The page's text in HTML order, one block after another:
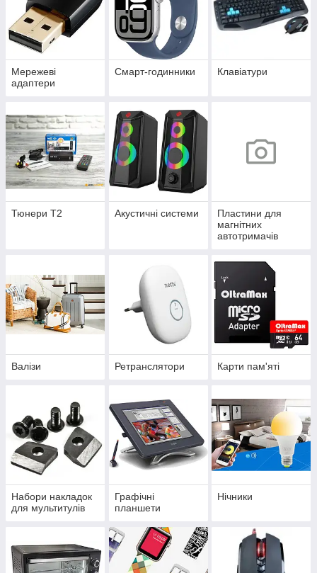
Мережеві
адаптери
Смарт-годинники Клавіатури
Тюнери Т2 Акустичні системи
Пластини для
магнітних
автотримачів
Валізи Ретранслятори Карти пам'яті
Набори накладок
для мультитулів
Графічні
планшети
Нічники